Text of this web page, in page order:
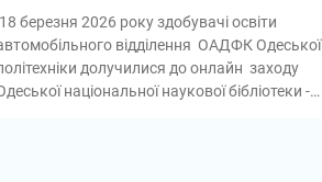
18 березня 2026 року здобувачі освіти
відділення ОАДФК Одеської
долучилися до онлайн заходу
національної наукової бібліотеки -…